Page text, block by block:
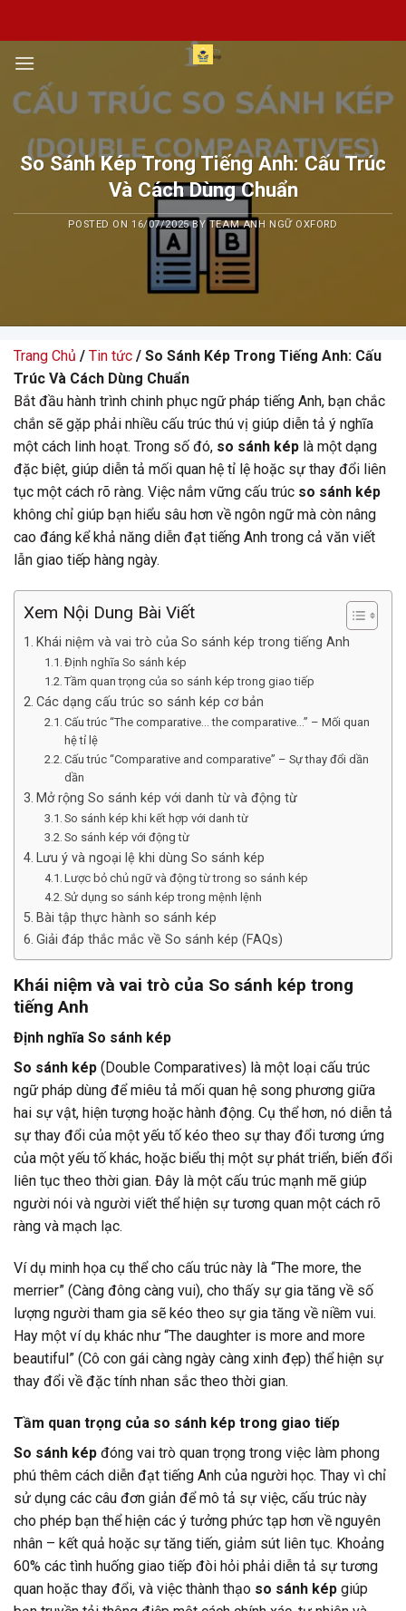
content
So Sánh Kép Trong Tiếng Anh: Cấu Trúc
Và Cách Dùng Chuẩn
POSTED ON16/07/2025BY TEAM ANH NGỮ OXFORD
Trang Chủ / Tin tức / So Sánh Kép Trong Tiếng Anh: Cấu
Trúc Và Cách Dùng Chuẩn
Bắt đầu hành trình chinh phục ngữ pháp tiếng Anh, bạn chắc
chắn sẽ gặp phải nhiều cấu trúc thú vị giúp diễn tả ý nghĩa
một cách linh hoạt. Trong số đó, so sánh kép là một dạng
đặc biệt, giúp diễn tả mối quan hệ tỉ lệ hoặc sự thay đổi liên
tục một cách rõ ràng. Việc nắm vững cấu trúc so sánh kép
không chỉ giúp bạn hiểu sâu hơn về ngôn ngữ mà còn nâng
cao đáng kể khả năng diễn đạt tiếng Anh trong cả văn viết
lẫn giao tiếp hàng ngày.
Xem Nội Dung Bài Viết
Khái niệm và vai trò của So sánh kép trong tiếng Anh
Định nghĩa So sánh kép
Tầm quan trọng của so sánh kép trong giao tiếp
Các dạng cấu trúc so sánh kép cơ bản
Cấu trúc “The comparative… the comparative…” – Mối quan
hệ tỉ lệ
Cấu trúc “Comparative and comparative” – Sự thay đổi dần
dần
Mở rộng So sánh kép với danh từ và động từ
So sánh kép khi kết hợp với danh từ
So sánh kép với động từ
Lưu ý và ngoại lệ khi dùng So sánh kép
Lược bỏ chủ ngữ và động từ trong so sánh kép
Sử dụng so sánh kép trong mệnh lệnh
Bài tập thực hành so sánh kép
Giải đáp thắc mắc về So sánh kép (FAQs)
Khái niệm và vai trò của So sánh kép trong
tiếng Anh
Định nghĩa So sánh kép
So sánh kép (Double Comparatives) là một loại cấu trúc
ngữ pháp dùng để miêu tả mối quan hệ song phương giữa
hai sự vật, hiện tượng hoặc hành động. Cụ thể hơn, nó diễn tả
sự thay đổi của một yếu tố kéo theo sự thay đổi tương ứng
của một yếu tố khác, hoặc biểu thị một sự phát triển, biến đổi
liên tục theo thời gian. Đây là một cấu trúc mạnh mẽ giúp
người nói và người viết thể hiện sự tương quan một cách rõ
ràng và mạch lạc.
Ví dụ minh họa cụ thể cho cấu trúc này là “The more, the
merrier” (Càng đông càng vui), cho thấy sự gia tăng về số
lượng người tham gia sẽ kéo theo sự gia tăng về niềm vui.
Hay một ví dụ khác như “The daughter is more and more
beautiful” (Cô con gái càng ngày càng xinh đẹp) thể hiện sự
thay đổi về đặc tính nhan sắc theo thời gian.
Tầm quan trọng của so sánh kép trong giao tiếp
So sánh kép đóng vai trò quan trọng trong việc làm phong
phú thêm cách diễn đạt tiếng Anh của người học. Thay vì chỉ
sử dụng các câu đơn giản để mô tả sự việc, cấu trúc này
cho phép bạn thể hiện các ý tưởng phức tạp hơn về nguyên
nhân – kết quả hoặc sự tăng tiến, giảm sút liên tục. Khoảng
60% các tình huống giao tiếp đòi hỏi phải diễn tả sự tương
quan hoặc thay đổi, và việc thành thạo so sánh kép giúp